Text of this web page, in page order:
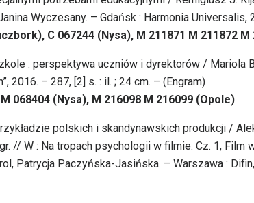
Wyczesany. – Gdańsk : Harmonia Universalis,
C 067244 (Nysa), M 211871 M 211872
: perspektywa uczniów i dyrektorów / Mariola
2016. – 287, [2] s. : il. ; 24 cm. – (Engram)
068404 (Nysa), M 216098 M 216099 (Opole)
polskich i skandynawskich produkcji /
// W : Na tropach psychologii w filmie. Cz. 1, Film
Patrycja Paczyńska-Jasińska. – Warszawa :